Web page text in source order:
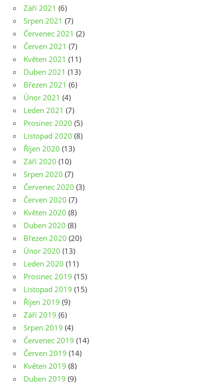
Září 2021 (6)
Srpen 2021 (7)
Červenec 2021 (2)
Červen 2021 (7)
Květen 2021 (11)
Duben 2021 (13)
Březen 2021 (6)
Únor 2021 (4)
Leden 2021 (7)
Prosinec 2020 (5)
Listopad 2020 (8)
Říjen 2020 (13)
Září 2020 (10)
Srpen 2020 (7)
Červenec 2020 (3)
Červen 2020 (7)
Květen 2020 (8)
Duben 2020 (8)
Březen 2020 (20)
Únor 2020 (13)
Leden 2020 (11)
Prosinec 2019 (15)
Listopad 2019 (15)
Říjen 2019 (9)
Září 2019 (6)
Srpen 2019 (4)
Červenec 2019 (14)
Červen 2019 (14)
Květen 2019 (8)
Duben 2019 (9)